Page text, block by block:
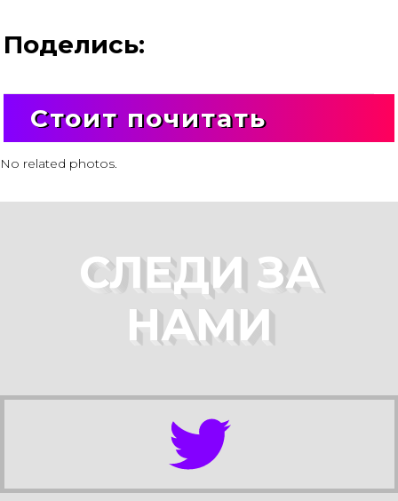
Поделись:
Стоит почитать
No related photos.
СЛЕДИ ЗА
НАМИ